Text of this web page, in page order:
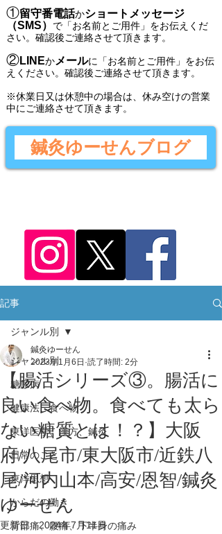
①留守番電話かショートメッセージ
（SMS） で 「お名前とご用件 」 をお伝えくだ
さい。 確認後ご連絡させて頂きます。
②LINEかメールに 「お名前とご用件 」 をお伝
えください。 確認後ご連絡させて頂きます。
​※休業日又は休憩中の場合は、休み空けの営業
中にご連絡させて頂きます。
鍼灸ゆーせんブログ
記事
ジャンル別
糖尿病
健康法、食べ物
東洋医学、漢方、鍼灸
日常のこと
東洋思想
からだの働き
背部痛、腰痛、下半身の痛み
ジャンル別
【腸活シリーズ③。腸活に
良い食べ物。食べても太ら
ない糖質とは！？】大阪
府/八尾市/東大阪市/近鉄八
尾/河内山本/高安/恩智/鍼灸
ゆーせん
鍼灸ゆーせん
2023年1月6日 読了時間: 2分
更新日：2024年7月11日